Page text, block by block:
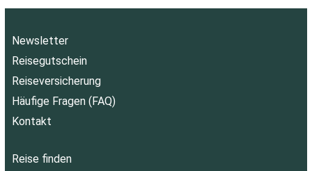
Newsletter
Reisegutschein
Reiseversicherung
Häufige Fragen (FAQ)
Kontakt
Reise finden